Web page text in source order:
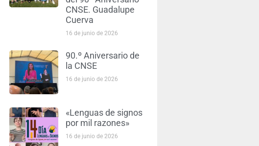
CNSE. Guadalupe
Cuerva
16 de junio de 2026
90.º Aniversario de
la CNSE
16 de junio de 2026
«Lenguas de signos
por mil razones»
16 de junio de 2026